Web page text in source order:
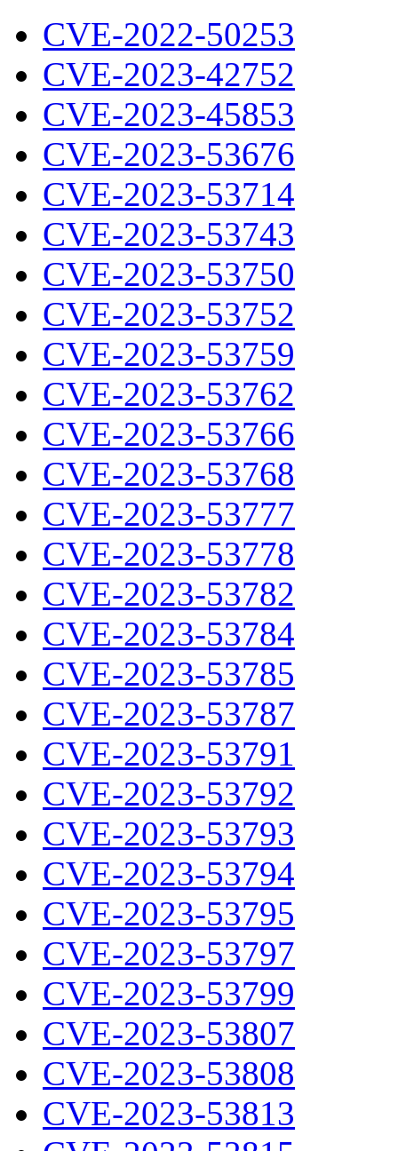
CVE-2022-50253
CVE-2023-42752
CVE-2023-45853
CVE-2023-53676
CVE-2023-53714
CVE-2023-53743
CVE-2023-53750
CVE-2023-53752
CVE-2023-53759
CVE-2023-53762
CVE-2023-53766
CVE-2023-53768
CVE-2023-53777
CVE-2023-53778
CVE-2023-53782
CVE-2023-53784
CVE-2023-53785
CVE-2023-53787
CVE-2023-53791
CVE-2023-53792
CVE-2023-53793
CVE-2023-53794
CVE-2023-53795
CVE-2023-53797
CVE-2023-53799
CVE-2023-53807
CVE-2023-53808
CVE-2023-53813